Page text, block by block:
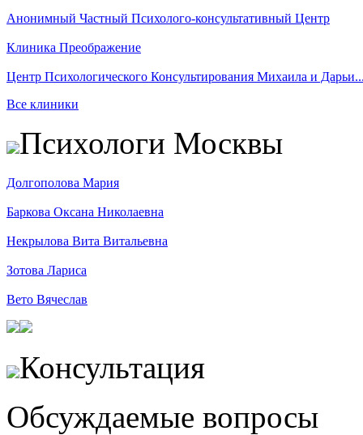
Анонимный Частный Психолого-консультативный Центр
Клиника Преображение
Центр Психологического Консультирования Михаила и
Все клиники
Психологи Москвы
Долгополова Мария
Баркова Оксана Николаевна
Некрылова Вита Витальевна
Зотова Лариса
Вето Вячеслав
Консультация
Обсуждаемые вопросы